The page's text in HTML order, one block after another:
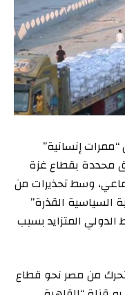
“ممرات إنسانية”
محددة بقطاع غزة
وسط تحذيرات من
السياسية القذرة”
المتزايد بسبب
من مصر نحو قطاع